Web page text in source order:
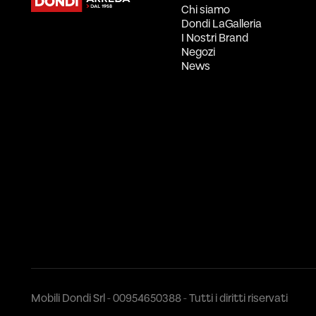
Chi siamo
Dondi LaGalleria
I Nostri Brand
Negozi
News
Mobili Dondi Srl - 00954650388 - Tutti i diritti riservati